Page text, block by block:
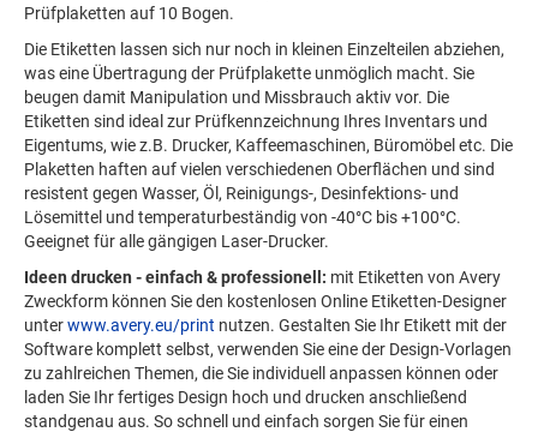
Prüfplaketten auf 10 Bogen.
Die Etiketten lassen sich nur noch in kleinen Einzelteilen abziehen,
was eine Übertragung der Prüfplakette unmöglich macht. Sie
beugen damit Manipulation und Missbrauch aktiv vor. Die
Etiketten sind ideal zur Prüfkennzeichnung Ihres Inventars und
Eigentums, wie z.B. Drucker, Kaffeemaschinen, Büromöbel etc. Die
Plaketten haften auf vielen verschiedenen Oberflächen und sind
resistent gegen Wasser, Öl, Reinigungs-, Desinfektions- und
Lösemittel und temperaturbeständig von -40°C bis +100°C.
Geeignet für alle gängigen Laser-Drucker.
Ideen drucken - einfach & professionell: mit Etiketten von Avery
Zweckform können Sie den kostenlosen Online Etiketten-Designer
unterwww.avery.eu/print nutzen. Gestalten Sie Ihr Etikett mit der
Software komplett selbst, verwenden Sie eine der Design-Vorlagen
zu zahlreichen Themen, die Sie individuell anpassen können oder
laden Sie Ihr fertiges Design hoch und drucken anschließend
standgenau aus. So schnell und einfach sorgen Sie für einen